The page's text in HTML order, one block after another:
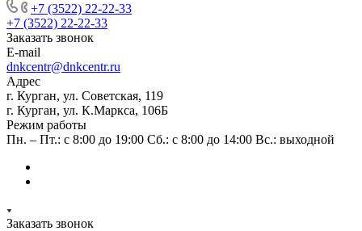
+7 (3522) 22-22-33
+7 (3522) 22-22-33
Заказать звонок
E-mail
dnkcentr@dnkcentr.ru
Адрес
г. Курган, ул. Советская, 119
г. Курган, ул. К.Маркса, 106Б
Режим работы
Пн. – Пт.: с 8:00 до 19:00 Сб.: с 8:00 до 14:00 Вс.: выходной
Заказать звонок